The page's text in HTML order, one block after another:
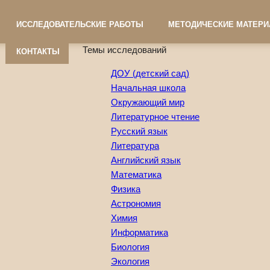
ИССЛЕДОВАТЕЛЬСКИЕ РАБОТЫ МЕТОДИЧЕСКИЕ
КОНТАКТЫ Темы исследований
ДОУ (детский сад)
Начальная школа
Окружающий мир
Литературное чтение
Русский язык
Литература
Английский язык
Математика
Физика
Астрономия
Химия
Информатика
Биология
Экология